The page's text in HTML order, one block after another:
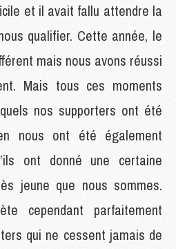
et il avait fallu attendre la
qualifier. Cette année, le
mais nous avons réussi
Mais tous ces moments
nos supporters ont été
nous ont été également
ont donné une certaine
jeune que nous sommes.
cependant parfaitement
qui ne cessent jamais de